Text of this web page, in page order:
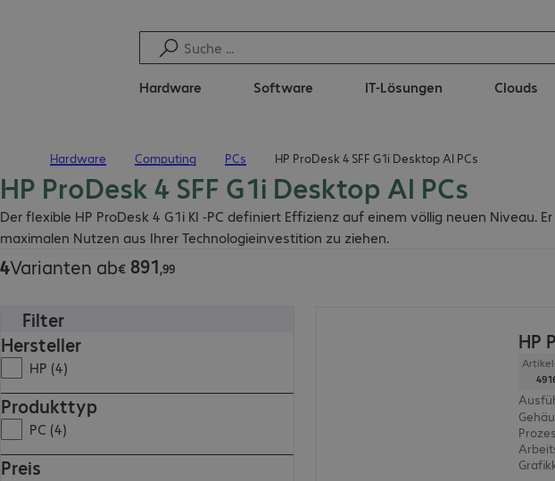
Hardware Software IT-Lösungen Clouds
Hardware Computing PCs HP ProDesk 4 SFF G1i Desktop AI PCs
HP ProDesk 4 SFF G1i Desktop AI PCs
Der flexible HP ProDesk 4 G1i KI -PC definiert Effizienz auf einem völlig neuen Niveau.
maximalen Nutzen aus Ihrer Technologieinvestition zu ziehen.
4Varianten ab€ 891,99
€ 891,99
Filter
Hersteller
HP (4)
Produkttyp
PC (4)
Preis
HP